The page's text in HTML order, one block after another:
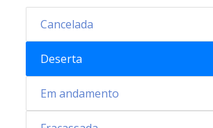
Cancelada
Deserta
Em andamento